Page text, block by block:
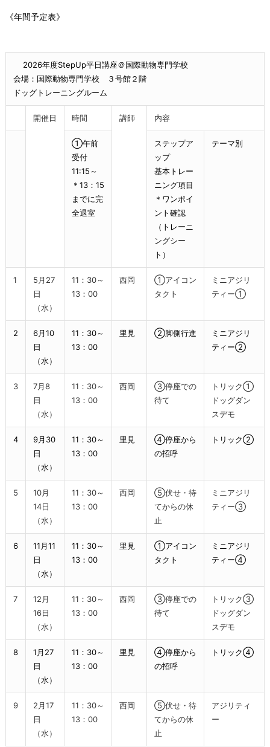
《年間予定表》
2026年度StepUp平日講座＠国際動物専門学校
会場：国際動物専門学校 ３号館２階
ドッグトレーニングルーム
開催日 時間 講師 内容
①午前
受付
11:15～
＊13：15
までに完
全退室
ステップア
ップ
基本トレー
ニング項目
＊ワンポイ
ント確認
（トレーニ
ングシー
ト）
テーマ別
1
5月27
日
（水）
11：30～
13：00
西岡
①アイコン
タクト
ミニアジリ
ティー①
2
6月10
日
（水）
11：30～
13：00
里見 ②脚側行進
ミニアジリ
ティー②
3
7月8
日
（水）
11：30～
13：00
西岡
③停座での
待て
トリック①
ドッグダン
スデモ
4
9月30
日
（水）
11：30～
13：00
里見
④停座から
の招呼
トリック②
5
10月
14日
（水）
11：30～
13：00
西岡
⑤伏せ・待
てからの休
止
ミニアジリ
ティー③
6
11月11
日
（水）
11：30～
13：00
里見
①アイコン
タクト
ミニアジリ
ティー④
7
12月
16日
（水）
11：30～
13：00
西岡
③停座での
待て
トリック③
ドッグダン
スデモ
8
1月27
日
（水）
11：30～
13：00
里見
④停座から
の招呼
トリック④
9
2月17
日
（水）
11：30～
13：00
西岡
⑤伏せ・待
てからの休
止
アジリティ
ー